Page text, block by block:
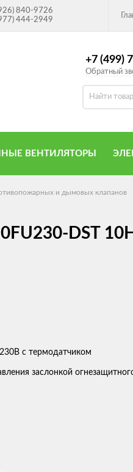
840-9726
444-2949
+7 (499)
Обратный
ВЕНТИЛЯТОРЫ
и дымовых клапанов
DST
заслонкой